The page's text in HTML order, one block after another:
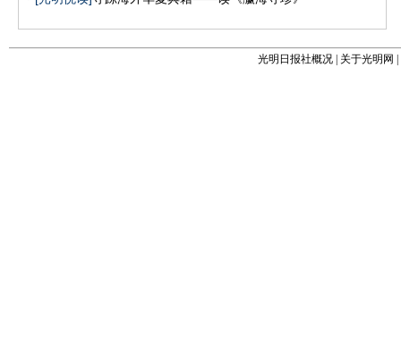
光明日报社概况 关于光明网